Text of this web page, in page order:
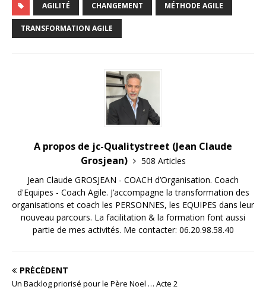
AGILITÉ CHANGEMENT MÉTHODE AGILE
TRANSFORMATION AGILE
A propos de jc-Qualitystreet (Jean Claude
Grosjean)
508 Articles
Jean Claude GROSJEAN - COACH d’Organisation. Coach
d'Equipes - Coach Agile. J’accompagne la transformation des
organisations et coach les PERSONNES, les EQUIPES dans leur
nouveau parcours. La facilitation & la formation font aussi
partie de mes activités. Me contacter: 06.20.98.58.40
PRÉCÉDENT
Un Backlog priorisé pour le Père Noel … Acte 2